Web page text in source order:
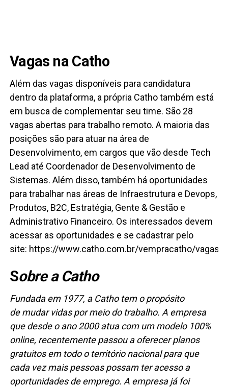
Vagas na Catho
Além das vagas disponíveis para candidatura
dentro da plataforma, a própria Catho também está
em busca de complementar seu time. São 28
vagas abertas para trabalho remoto. A maioria das
posições são para atuar na área de
Desenvolvimento, em cargos que vão desde Tech
Lead até Coordenador de Desenvolvimento de
Sistemas. Além disso, também há oportunidades
para trabalhar nas áreas de Infraestrutura e Devops,
Produtos, B2C, Estratégia, Gente & Gestão e
Administrativo Financeiro. Os interessados devem
acessar as oportunidades e se cadastrar pelo
site: https://www.catho.com.br/vempracatho/vagas/.
Sobre a Catho
Fundada em 1977, a Cathotemo propósito
demudar vidas por meio do trabalho. A empresa
que desde o ano 2000 atua com um modelo 100%
online, recentemente passou a oferecer planos
gratuitos em todo o território nacional para que
cada vez mais pessoas possam ter acesso a
oportunidades de emprego. A empresa já foi